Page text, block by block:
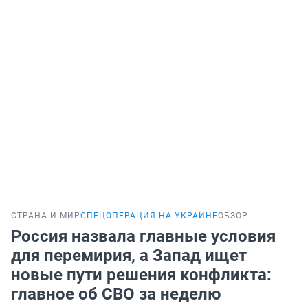
СТРАНА И МИРСПЕЦОПЕРАЦИЯ НА УКРАИНЕОБЗОР
Россия назвала главные условия
для перемирия, а Запад ищет
новые пути решения конфликта:
главное об СВО за неделю